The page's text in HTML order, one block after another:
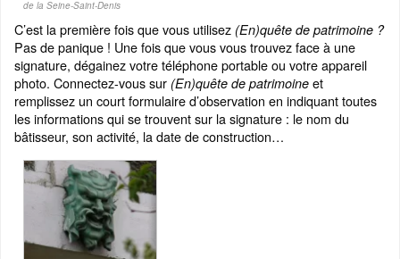
de la Seine-Saint-Denis
C’est la première fois que vous utilisez (En)quête de patrimoine ?
Pas de panique ! Une fois que vous vous trouvez face à une
signature, dégainez votre téléphone portable ou votre appareil
photo. Connectez-vous sur (En)quête de patrimoine et
remplissez un court formulaire d’observation en indiquant toutes
les informations qui se trouvent sur la signature : le nom du
bâtisseur, son activité, la date de construction…